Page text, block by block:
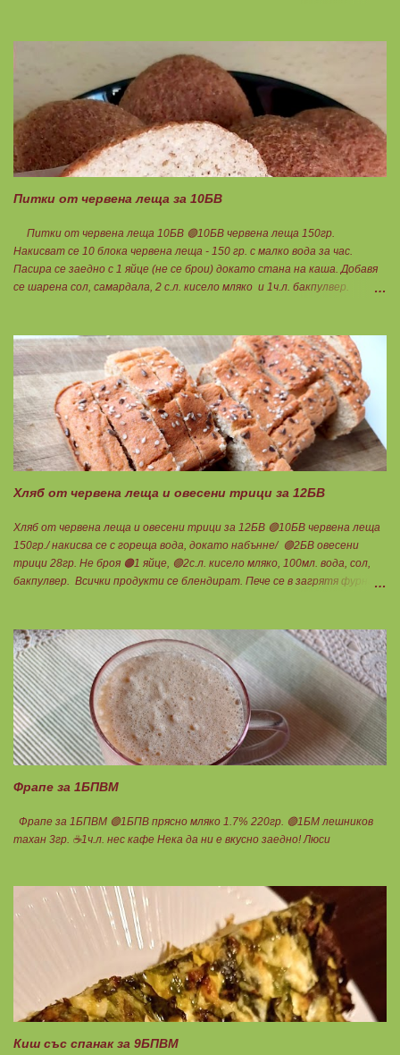
лука и картофите. Всичко останало с3 нарязва и добавя към сместа.
Пече се до готовност. Заливката е от яйца,кашкавал и 150гр. кисело
мляко. Цялото количество можете да разпределите на порции и да
хапвате както предпочитате. Нека да ни е вкусно заедно! Люси
Питки от червена леща за 10БВ
Питки от червена леща 10БВ 🟢10БВ червена леща 150гр.
Накисват се 10 блока червена леща - 150 гр. с малко вода за час.
Пасира се заедно с 1 яйце (не се брои) докато стана на каша. Добавя
се шарена сол, самардала, 2 с.л. кисело мляко и 1ч.л. бакпулвер.
влажни ръце се оформят 10 еднакви топчета. Пече се в добре
загрята фурна на 200 градуса за 35-40 мин. Всяка питка е 1 блок
въглехидрат. Нека да ни е вкусно заедно! Споделено от Петя Чанева
Хляб от червена леща и овесени трици за 12БВ
Хляб от червена леща и овесени трици за 12БВ 🟢10БВ червена леща
150гр./ накисва се с гореща вода, докато набънне/ 🟢2БВ овесени
трици 28гр. Не броя 🟠1 яйце, 🟢2с.л. кисело мляко, 100мл. вода, сол,
бакпулвер. Всички продукти се блендират. Пече се в загрятя фурна
Фрапе за 1БПВМ
Фрапе за 1БПВМ 🟢1БПВ прясно мляко 1.7% 220гр. 🟢1БМ лешников
тахан 3гр. ☕1ч.л. нес кафе Нека да ни е вкусно заедно! Люси
Киш със спанак за 9БПВМ